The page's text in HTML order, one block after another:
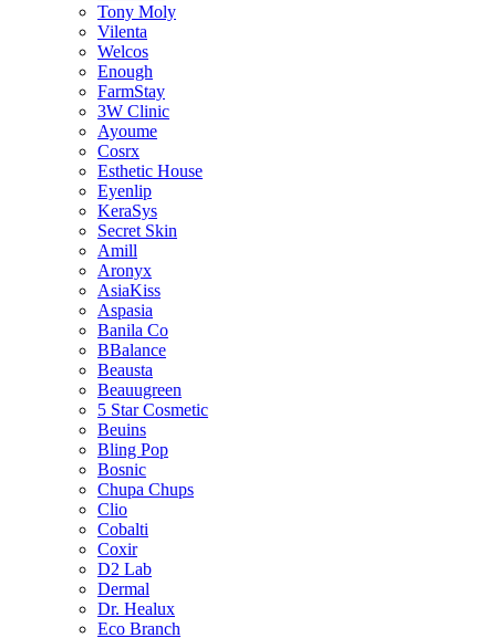
Tony Moly
Vilenta
Welcos
Enough
FarmStay
3W Clinic
Ayoume
Cosrx
Esthetic House
Eyenlip
KeraSys
Secret Skin
Amill
Aronyx
AsiaKiss
Aspasia
Banila Co
BBalance
Beausta
Beauugreen
5 Star Cosmetic
Beuins
Bling Pop
Bosnic
Chupa Chups
Clio
Cobalti
Coxir
D2 Lab
Dermal
Dr. Healux
Eco Branch